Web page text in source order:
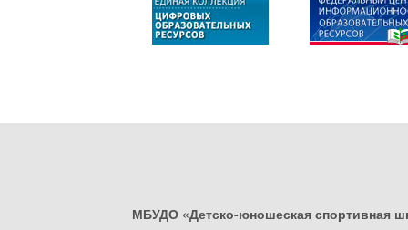
МБУДО «Детско-юношеская спортивная